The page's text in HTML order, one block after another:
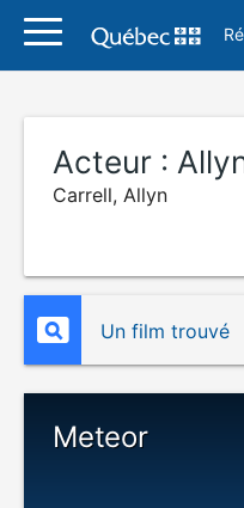
Acteur :
Carrell, Allyn
Un film trouvé
Meteor